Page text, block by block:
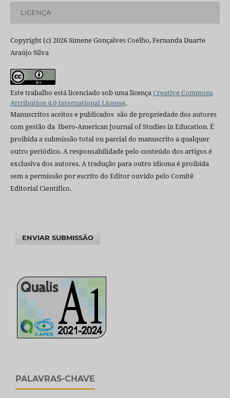
LICENÇA
Copyright (c) 2026 Simene Gonçalves Coelho, Fernanda Duarte
Araújo Silva
Este trabalho está licenciado sob uma licençaCreative Commons
Attribution 4.0 International License.
Manuscritos aceitos e publicados são de propriedade dos autores
com gestão da Ibero-American Journal of Studies in Education. É
proibida a submissão total ou parcial do manuscrito a qualquer
outro periódico. A responsabilidade pelo conteúdo dos artigos é
exclusiva dos autores. A tradução para outro idioma é proibida
sem a permissão por escrito do Editor ouvido pelo Comitê
Editorial Científico.
ENVIAR SUBMISSÃO
PALAVRAS-CHAVE